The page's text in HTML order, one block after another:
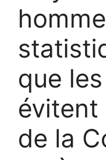
que
évitent
de la